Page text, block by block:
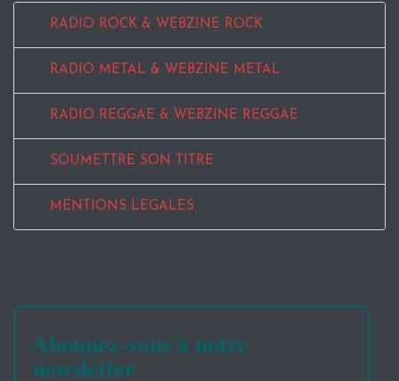
RADIO ROCK & WEBZINE ROCK
RADIO METAL & WEBZINE METAL
RADIO REGGAE & WEBZINE REGGAE
SOUMETTRE SON TITRE
MENTIONS LEGALES
Abonnez-vous à notre
newsletter